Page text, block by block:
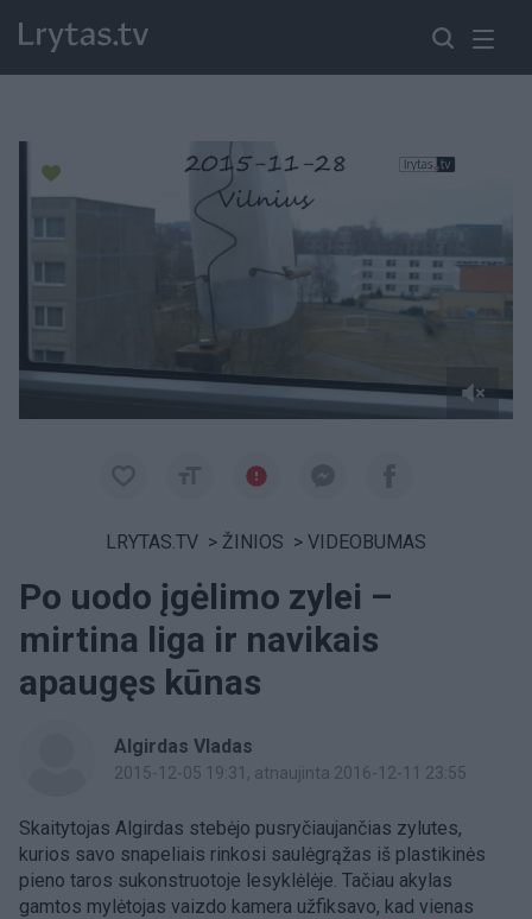
LRYTAS.TV > ŽINIOS > VIDEOBUMAS
Po uodo įgėlimo zylei –
mirtina liga ir navikais
apaugęs kūnas
Algirdas Vladas
2015-12-05 19:31 , atnaujinta 2016-12-11 23:55
Skaitytojas Algirdas stebėjo pusryčiaujančias zylutes,
kurios savo snapeliais rinkosi saulėgrąžas iš plastikinės
pieno taros sukonstruotoje lesyklėlėje. Tačiau akylas
gamtos mylėtojas vaizdo kamera užfiksavo, kad vienas